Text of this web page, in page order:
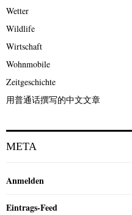
Wetter
Wildlife
Wirtschaft
Wohnmobile
Zeitgeschichte
用普通话撰写的中文文章
META
Anmelden
Eintrags-Feed